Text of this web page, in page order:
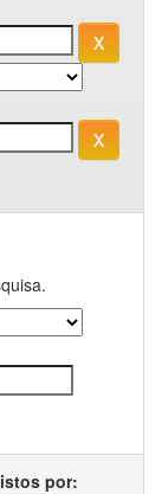
por: